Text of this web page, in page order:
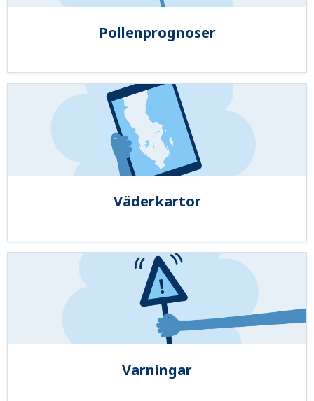
Pollenprognoser
Väderkartor
Varningar